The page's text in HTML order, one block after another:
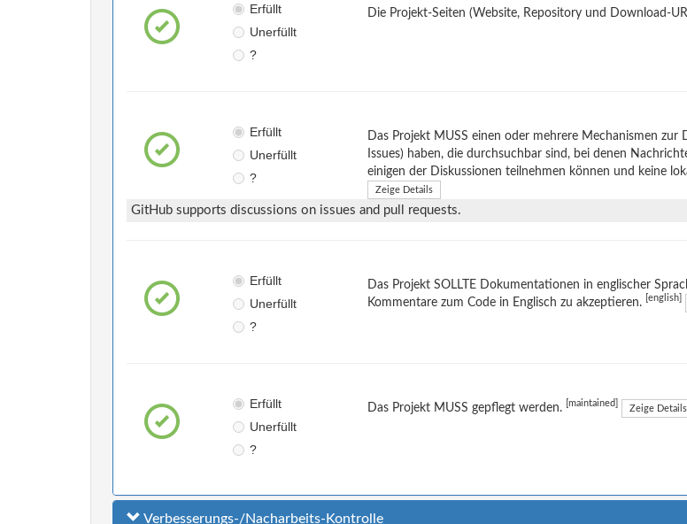
Erfüllt
Unerfüllt
?
Die Projekt-Seiten (Website, Repository und Download-
Erfüllt
Unerfüllt
?
Das Projekt MUSS einen oder mehrere Mechanismen
Issues) haben, die durchsuchbar sind, bei denen
einigen der Diskussionen teilnehmen können und keine
Zeige Details
GitHub supports discussions on issues and pull requests.
Erfüllt
Unerfüllt
?
Das Projekt SOLLTE Dokumentationen in englischer
Kommentare zum Code in Englisch zu akzeptieren.
[english]
Erfüllt
Unerfüllt
?
Das Projekt MUSS gepflegt werden. [maintained] Zeige Details
Verbesserungs-/Nacharbeits-Kontrolle